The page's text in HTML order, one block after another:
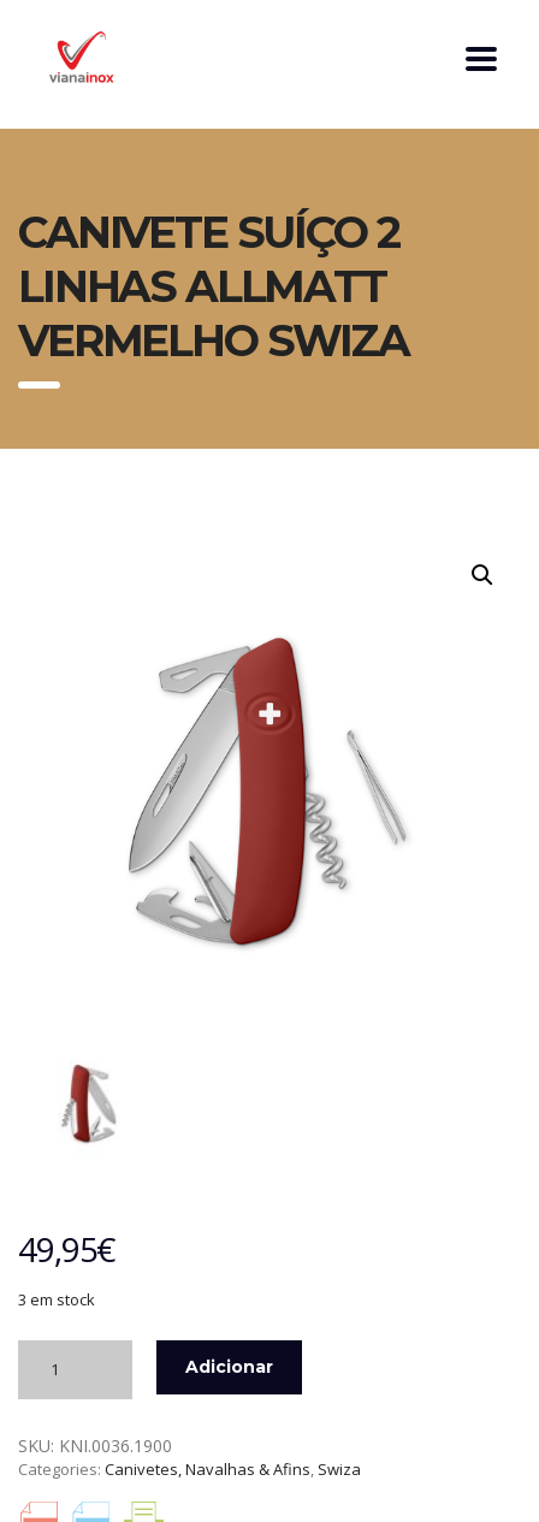
CANIVETE SUÍÇO 2
LINHAS ALLMATT
VERMELHO SWIZA
49,95€
3 em stock
CANIVETE
2
LINHAS
Adicionar
SKU: KNI.0036.1900
Categories: Canivetes, Navalhas & Afins Swiza